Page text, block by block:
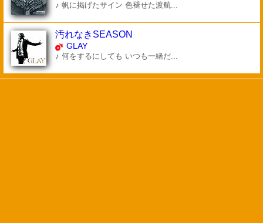
♪ 帆に掲げたサイン 色褪せた渡航...
汚れなきSEASON
GLAY
♪ 何をするにしても いつも一緒だ...